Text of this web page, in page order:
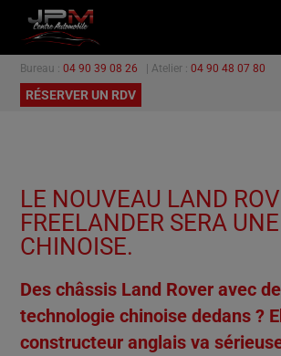
ACCUEIL
NOS VÉHICULES
PROMOTIONS
CONTACT
Bureau : 04 90 39 08 26 | Atelier : 04 90 48 07 80
RÉSERVER UN RDV
LE NOUVEAU LAND
FREELANDER SERA
CHINOISE.
Des châssis Land Rover avec
technologie chinoise dedans ?
constructeur anglais va